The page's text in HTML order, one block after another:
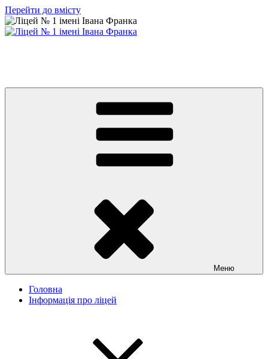
Перейти до вмісту
Меню
Головна
Інформація про ліцей